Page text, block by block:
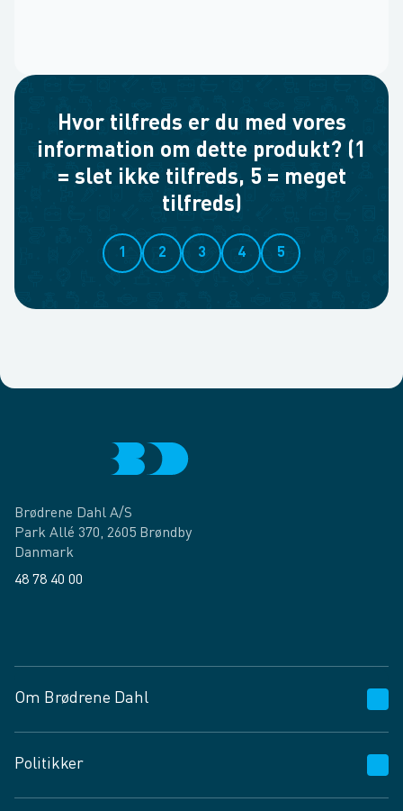
Hvor tilfreds er du med vores
information om dette produkt? (1
= slet ikke tilfreds, 5 = meget
tilfreds)
1 2 3 4 5
Brødrene Dahl A/S
Park Allé 370, 2605 Brøndby
Danmark
48 78 40 00
Om Brødrene Dahl
Vagttelefon 30 10 89 89
Spørgsmål og svar
Politikker